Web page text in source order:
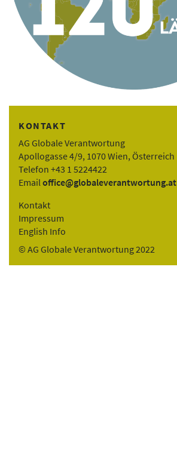
KONTAKT
AG Globale Verantwortung
Apollogasse 4/9, 1070 Wien, Österreich
Telefon +43 1 5224422
Emailoffice@globaleverantwortung.at
Kontakt
Impressum
English Info
© AG Globale Verantwortung 2022